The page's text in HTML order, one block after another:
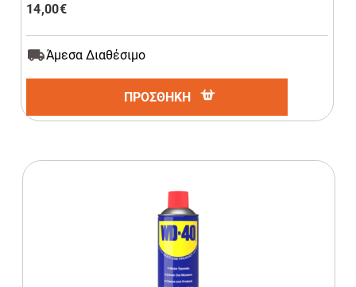
14,00€
Άμεσα Διαθέσιμο
ΠΡΟΣΘΗΚΗ